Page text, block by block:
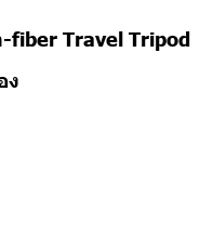
fiber Travel Tripod
ง